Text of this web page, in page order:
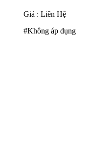
Giá : Liên Hệ
#Không áp dụng